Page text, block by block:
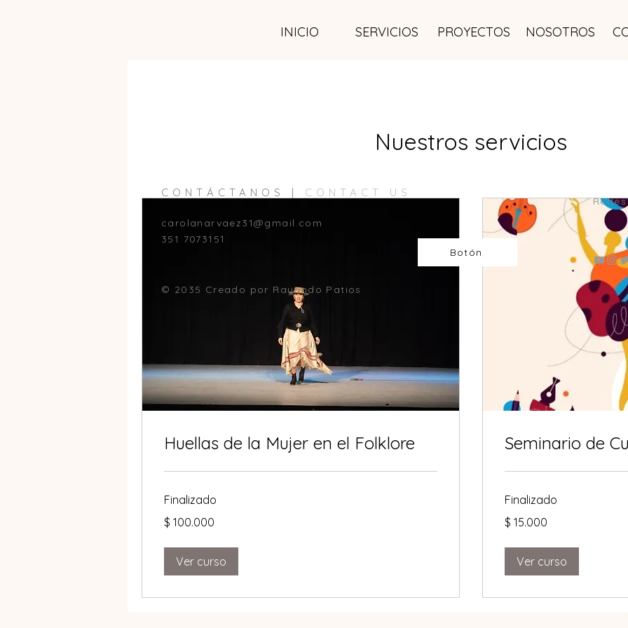
INICIO SERVICIOS PROYECTOS NOSOTROS
Nuestros servicios
Huellas de la Mujer en el Folklore
Finalizado
pesos
argentinos
$ 100.000
Ver curso
Seminario de
Finalizado
pesos
argentinos
$ 15.000
Ver curso
CONTÁCTANOS | CONTACT US
carolanarvaez31@gmail.com
351 7073151
Botón
Redes
© 2035 Creado por Rayando Patios